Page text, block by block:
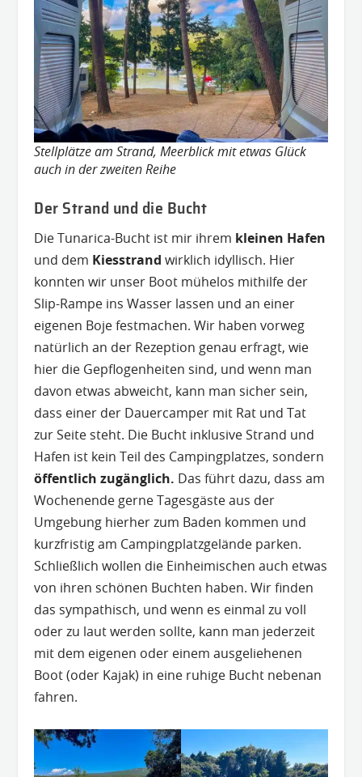
Stellplätze am Strand, Meerblick mit etwas Glück
auch in der zweiten Reihe
Der Strand und die Bucht
Die Tunarica-Bucht ist mir ihrem kleinen Hafen
und dem Kiesstrand wirklich idyllisch. Hier
konnten wir unser Boot mühelos mithilfe der
Slip-Rampe ins Wasser lassen und an einer
eigenen Boje festmachen. Wir haben vorweg
natürlich an der Rezeption genau erfragt, wie
hier die Gepflogenheiten sind, und wenn man
davon etwas abweicht, kann man sicher sein,
dass einer der Dauercamper mit Rat und Tat
zur Seite steht. Die Bucht inklusive Strand und
Hafen ist kein Teil des Campingplatzes, sondern
öffentlich zugänglich. Das führt dazu, dass am
Wochenende gerne Tagesgäste aus der
Umgebung hierher zum Baden kommen und
kurzfristig am Campingplatzgelände parken.
Schließlich wollen die Einheimischen auch etwas
von ihren schönen Buchten haben. Wir finden
das sympathisch, und wenn es einmal zu voll
oder zu laut werden sollte, kann man jederzeit
mit dem eigenen oder einem ausgeliehenen
Boot (oder Kajak) in eine ruhige Bucht nebenan
fahren.